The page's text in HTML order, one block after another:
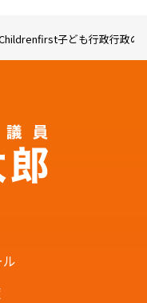
子ども行政行政の